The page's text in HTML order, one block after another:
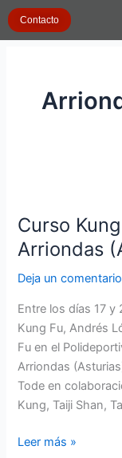
Contacto
Curso
Arriondas
Deja un comentario
Entre los días 17 y
Kung Fu, Andrés
Fu en el
Arriondas
Tode en
Kung, Taiji Shan,
Fu
Taiji
Chi
Kung
Arriondas
(Asturias)
Leer más »